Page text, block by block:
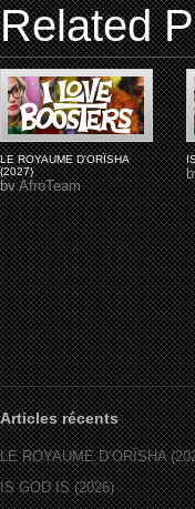
Related
LE ROYAUME D'ORÏSHA
(2027)
byAfroTeam
Articles récents
LE ROYAUME D’ORÏSHA
IS GOD IS (2026)